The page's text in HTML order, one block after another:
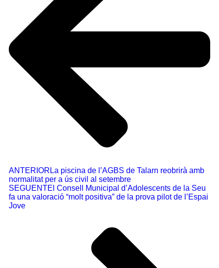
ANTERIORLa piscina de l’AGBS de Talarn reobrirà amb
normalitat per a ús civil al setembre
SEGUENTEl Consell Municipal d’Adolescents de la Seu
fa una valoració “molt positiva” de la prova pilot de l’Espai
Jove